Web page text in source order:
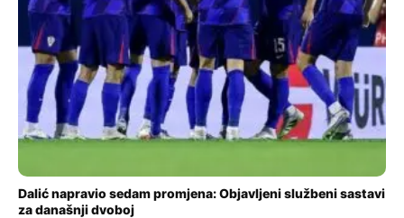
Dalić napravio sedam promjena: Objavljeni službeni sastavi
za današnji dvoboj